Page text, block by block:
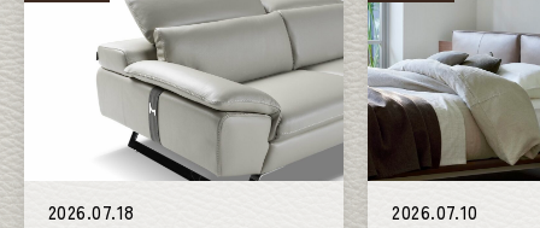
2026.07.18 2026.07.10